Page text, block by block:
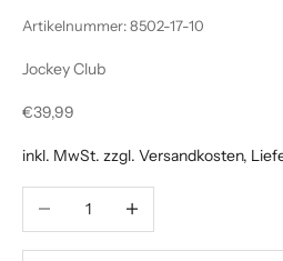
Artikelnummer: 8502-17-10
Jockey Club
Angebot
€39,99
inkl. MwSt. zzgl. Versandkosten,
Anzahl verringernAnzahl erhöhen